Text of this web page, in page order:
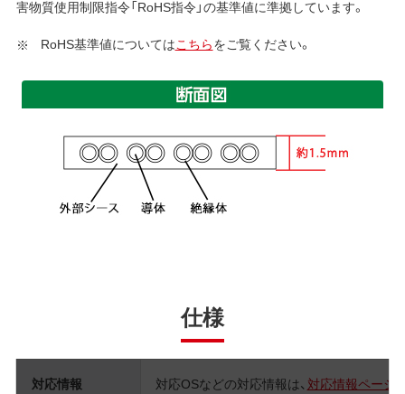
害物質使用制限指令「RoHS指令」の基準値に準拠しています。
RoHS基準値についてはこちらをご覧ください。
仕様
対応情報 対応OSなどの対応情報は、 対応情報ページ